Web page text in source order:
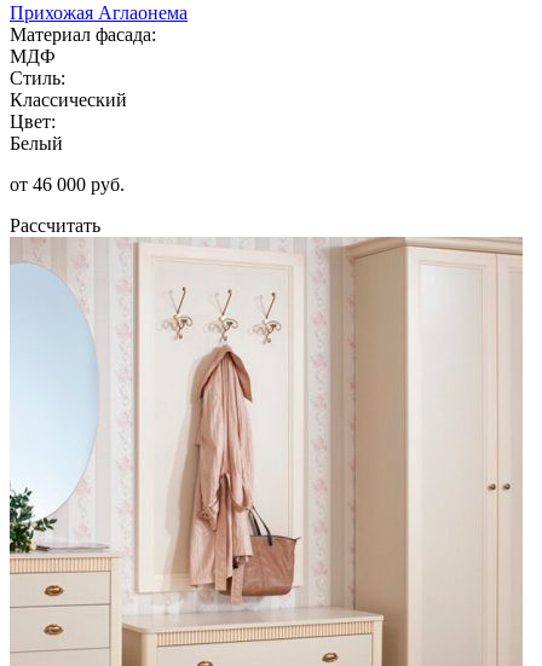
Прихожая Аглаонема
Материал фасада:
МДФ
Стиль:
Классический
Цвет:
Белый
от 46 000 руб.
Рассчитать